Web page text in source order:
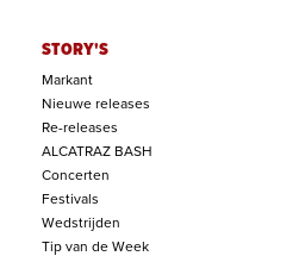
STORY'S
Markant
Nieuwe releases
Re-releases
ALCATRAZ BASH
Concerten
Festivals
Wedstrijden
Tip van de Week